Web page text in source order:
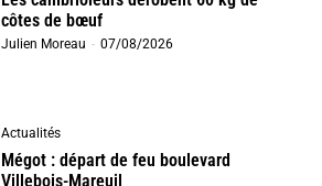
côtes de bœuf
Julien Moreau - 07/08/2026
Actualités
Mégot : départ de feu boulevard
Villebois-Mareuil